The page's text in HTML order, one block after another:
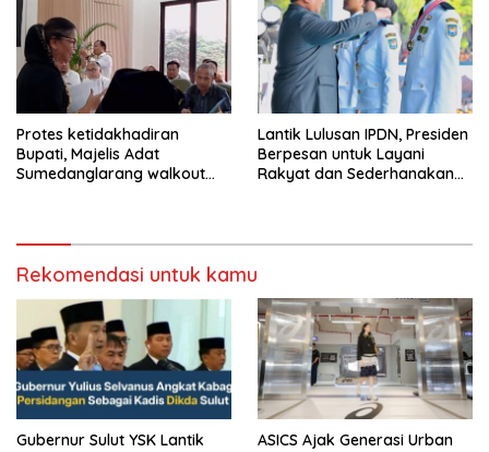
Protes ketidakhadiran
Bupati, Majelis Adat
Sumedanglarang walkout
Lantik Lulusan IPDN, Presiden
Berpesan untuk Layani
Rakyat dan Sederhanakan
Rekomendasi untuk kamu
Gubernur Sulut YSK Lantik
ASICS Ajak Generasi Urban